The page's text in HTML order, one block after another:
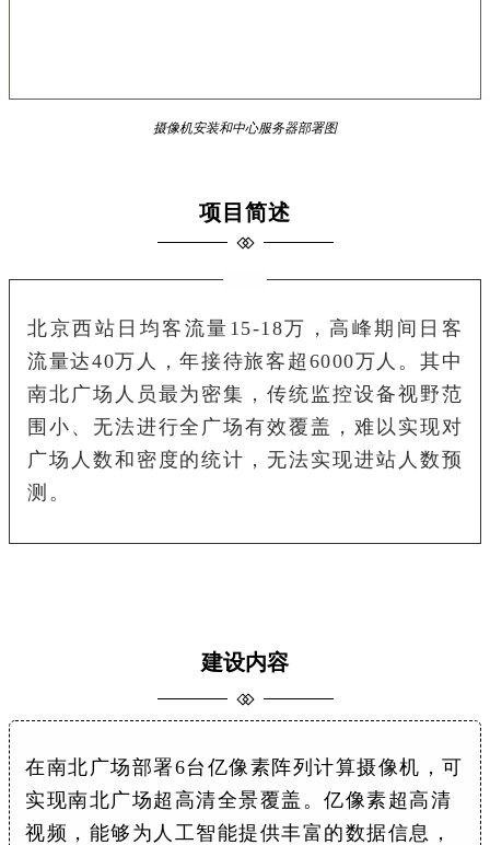
摄像机安装和中心服务器部署图
项目简述
北京西站日均客流量15-18万，高峰期间日客
流量达40万人，年接待旅客超6000万人。其中
南北广场人员最为密集，传统监控设备视野范
围小、无法进行全广场有效覆盖，难以实现对
广场人数和密度的统计，无法实现进站人数预
测。
建设内容
在南北广场部署6台亿像素阵列计算摄像机，可
实现南北广场超高清全景覆盖。亿像素超高清
视频，能够为人工智能提供丰富的数据信息，